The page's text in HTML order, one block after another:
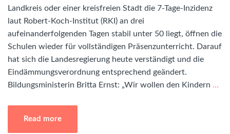
Landkreis oder einer kreisfreien Stadt die 7-Tage-Inzidenz
laut Robert-Koch-Institut (RKI) an drei
aufeinanderfolgenden Tagen stabil unter 50 liegt, öffnen die
Schulen wieder für vollständigen Präsenzunterricht. Darauf
hat sich die Landesregierung heute verständigt und die
Eindämmungsverordnung entsprechend geändert.
Bildungsministerin Britta Ernst: „Wir wollen den Kindern …
Read more